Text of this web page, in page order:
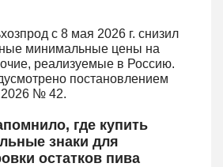
с 8 мая 2026 г. снизил
минимальные цены на
реализуемые в Россию.
постановлением
№ 42.
где купить
знаки для
остатков пива